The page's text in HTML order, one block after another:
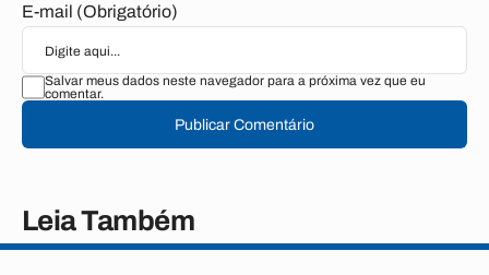
E-mail (Obrigatório)
Salvar meus dados neste navegador para a próxima vez que eu
comentar.
Publicar Comentário
Leia Também